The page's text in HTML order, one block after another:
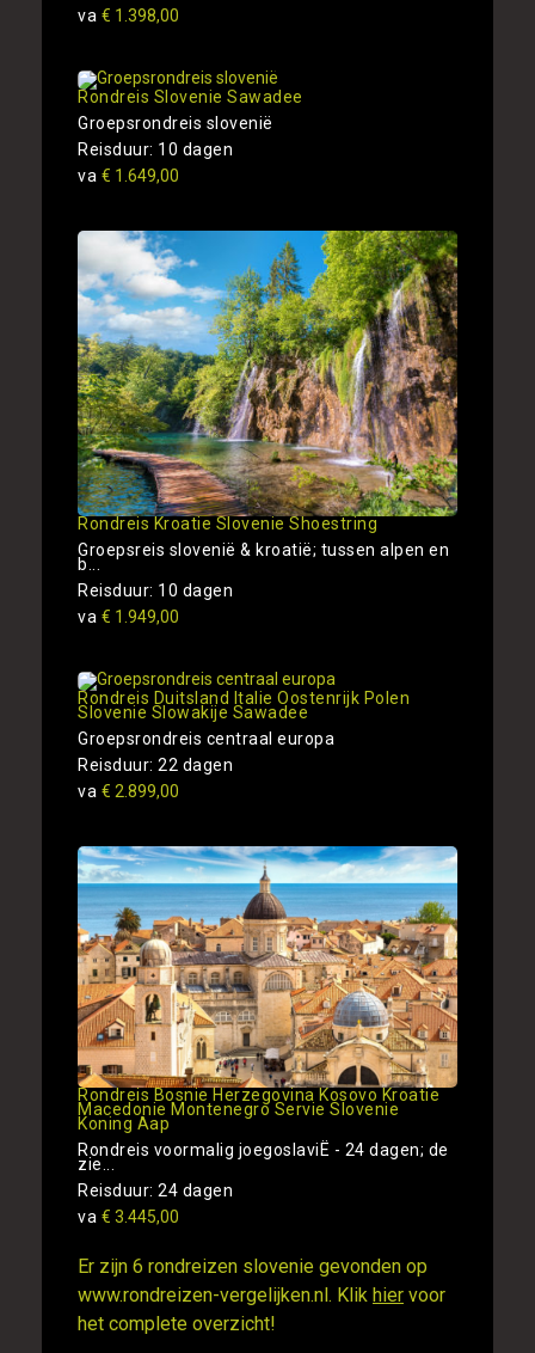
va € 1.398,00
Rondreis Slovenie Sawadee
Groepsrondreis slovenië
Reisduur: 10 dagen
va € 1.649,00
Rondreis Kroatie Slovenie Shoestring
Groepsreis slovenië & kroatië; tussen alpen en
b...
Reisduur: 10 dagen
va € 1.949,00
Rondreis Duitsland Italie Oostenrijk Polen
Slovenie Slowakije Sawadee
Groepsrondreis centraal europa
Reisduur: 22 dagen
va € 2.899,00
Rondreis Bosnie Herzegovina Kosovo Kroatie
Macedonie Montenegro Servie Slovenie
Koning Aap
Rondreis voormalig joegoslaviË - 24 dagen; de
zie...
Reisduur: 24 dagen
va € 3.445,00
Er zijn 6 rondreizen slovenie gevonden op
www.rondreizen-vergelijken.nl. Klik hier voor
het complete overzicht!